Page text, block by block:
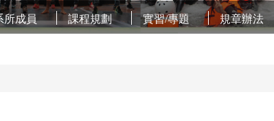
所成員 課程規劃 實習/專題 規章辦法